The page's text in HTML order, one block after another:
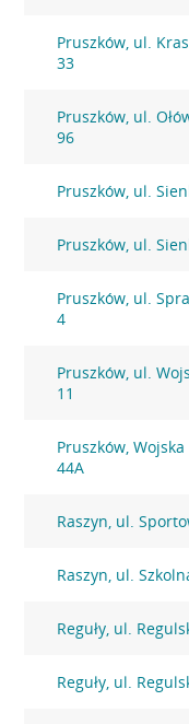
Pruszków, ul.
33
Pruszków, ul.
96
Pruszków, ul.
Pruszków, ul.
Pruszków, ul.
4
Pruszków, ul.
11
Pruszków,
44A
Raszyn, ul.
Raszyn, ul.
Reguły, ul.
Reguły, ul.